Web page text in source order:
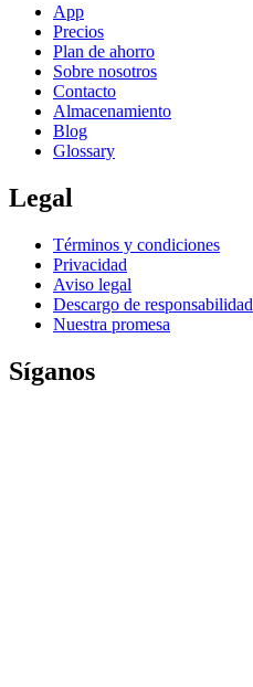
App
Precios
Plan de ahorro
Sobre nosotros
Contacto
Almacenamiento
Blog
Glossary
Legal
Términos y condiciones
Privacidad
Aviso legal
Descargo de responsabilidad
Nuestra promesa
Síganos